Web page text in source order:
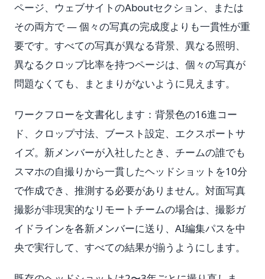
ページ、ウェブサイトのAboutセクション、または
その両方で — 個々の写真の完成度よりも一貫性が重
要です。すべての写真が異なる背景、異なる照明、
異なるクロップ比率を持つページは、個々の写真が
問題なくても、まとまりがないように見えます。
ワークフローを文書化します：背景色の16進コー
ド、クロップ寸法、ブースト設定、エクスポートサ
イズ。新メンバーが入社したとき、チームの誰でも
スマホの自撮りから一貫したヘッドショットを10分
で作成でき、推測する必要がありません。対面写真
撮影が非現実的なリモートチームの場合は、撮影ガ
イドラインを各新メンバーに送り、AI編集パスを中
央で実行して、すべての結果が揃うようにします。